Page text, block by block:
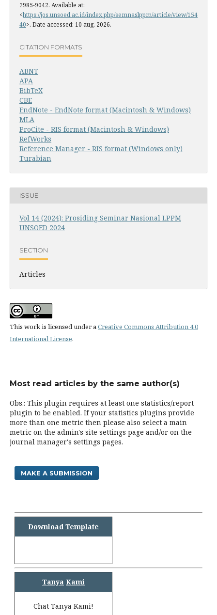
2985-9042. Available at:
<https://jos.unsoed.ac.id/index.php/semnaslppm/article/view/154
40>. Date accessed: 10 aug. 2026.
CITATION FORMATS
ABNT
APA
BibTeX
CBE
EndNote - EndNote format (Macintosh & Windows)
MLA
ProCite - RIS format (Macintosh & Windows)
RefWorks
Reference Manager - RIS format (Windows only)
Turabian
ISSUE
Vol 14 (2024): Prosiding Seminar Nasional LPPM
UNSOED 2024
SECTION
Articles
This work is licensed under aCreative Commons Attribution 4.0
International License.
Most read articles by the same author(s)
Obs.: This plugin requires at least one statistics/report
plugin to be enabled. If your statistics plugins provide
more than one metric then please also select a main
metric on the admin's site settings page and/or on the
journal manager's settings pages.
MAKE A SUBMISSION
Download Template
Tanya Kami
Chat Tanya Kami!